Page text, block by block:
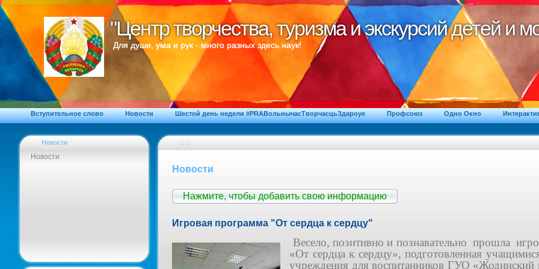
"Центр творчества, туризма и экскурсий детей и
"Центр творчества, туризма и экскурсий детей и
Для души, ума и рук - много разных здесь наук!
Вступительное слово Новости Шестой день недели #PRAВольнычасТворчасцьЗдароуе Профсоюз Одно Окно
Новости
Новости
:: ::
Новости
Нажмите, чтобы добавить свою информацию
Игровая программа "От сердца к сердцу"
Весело, позитивно и познавательно прошла
«От сердца к сердцу», подготовленная
учреждения для воспитанников ГУО «Жодинский